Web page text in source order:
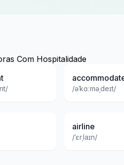
Com Hospitalidade
/əˈkɑːməˌdeɪt/
airline
/ˈɛrˌlaɪn/